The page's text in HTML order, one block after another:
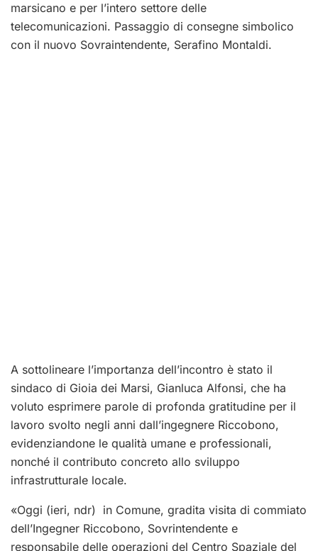
marsicano e per l’intero settore delle
telecomunicazioni. Passaggio di consegne simbolico
con il nuovo Sovraintendente, Serafino Montaldi.
A sottolineare l’importanza dell’incontro è stato il
sindaco di Gioia dei Marsi, Gianluca Alfonsi, che ha
voluto esprimere parole di profonda gratitudine per il
lavoro svolto negli anni dall’ingegnere Riccobono,
evidenziandone le qualità umane e professionali,
nonché il contributo concreto allo sviluppo
infrastrutturale locale.
«Oggi (ieri, ndr) in Comune, gradita visita di commiato
dell’Ingegner Riccobono, Sovrintendente e
responsabile delle operazioni del Centro Spaziale del